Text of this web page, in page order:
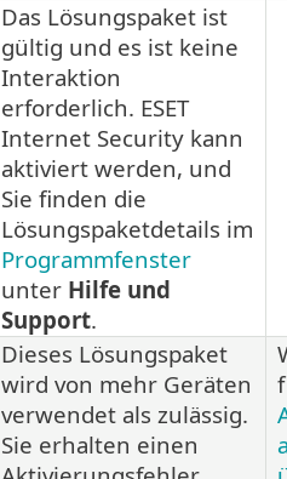
Das Lösungspaket ist
gültig und es ist keine
Interaktion
erforderlich. ESET
Internet Security kann
aktiviert werden, und
Sie finden die
Lösungspaketdetails im
Programmfenster
unter Hilfe und
Support.
Dieses Lösungspaket
wird von mehr Geräten
verwendet als zulässig.
Sie erhalten einen